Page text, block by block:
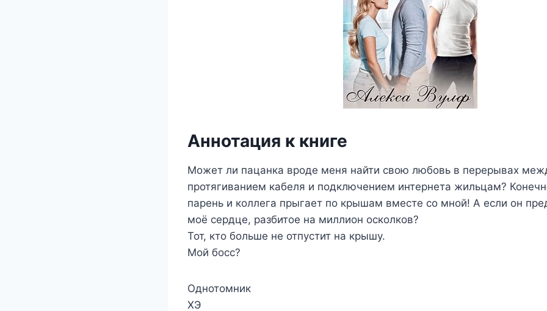
Аннотация к книге
Может ли пацанка вроде меня найти свою любовь в перерывах
протягиванием кабеля и подключением интернета жильцам?
парень и коллега прыгает по крышам вместе со мной! А если он
моё сердце, разбитое на миллион осколков?
Тот, кто больше не отпустит на крышу.
Мой босс?
Однотомник
ХЭ